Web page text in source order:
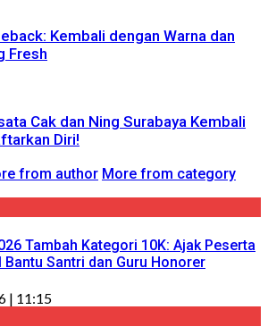
Kembali dengan Warna dan
Fresh
Cak dan Ning Surabaya Kembali
Diri!
from author More from category
Tambah Kategori 10K: Ajak Peserta
Bantu Santri dan Guru Honorer
| 11:15